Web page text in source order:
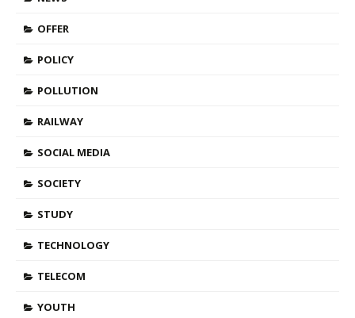
OFFER
POLICY
POLLUTION
RAILWAY
SOCIAL MEDIA
SOCIETY
STUDY
TECHNOLOGY
TELECOM
YOUTH